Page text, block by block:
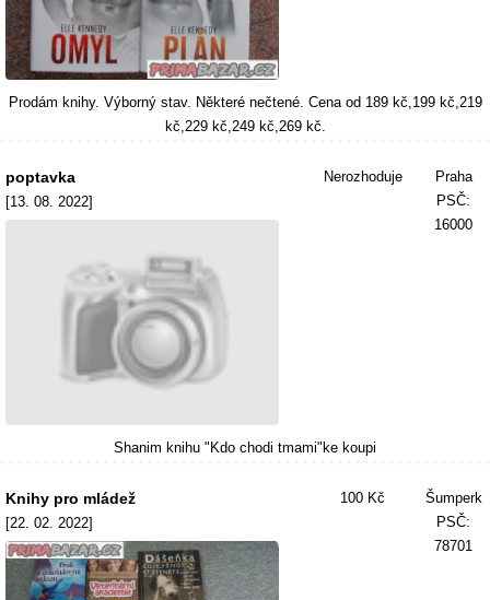
Prodám knihy. Výborný stav. Některé nečtené. Cena od 189 kč,199 kč,219
kč,229 kč,249 kč,269 kč.
poptavka
[13. 08. 2022]
Nerozhoduje
Praha
PSČ:
16000
Shanim knihu "Kdo chodi tmami"ke koupi
Knihy pro mládež
[22. 02. 2022]
100 Kč
Šumperk
PSČ:
78701